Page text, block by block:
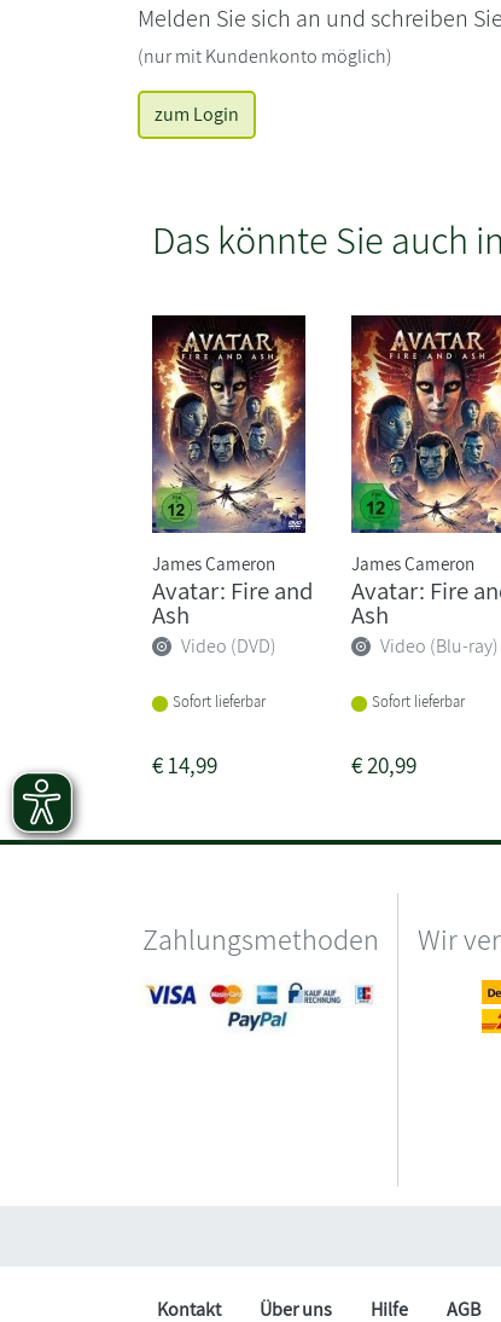
Melden Sie sich an und schreiben
(nur mit Kundenkonto möglich)
zum Login
Das könnte Sie auch
James Cameron
Avatar: Fire and
Ash
Video (DVD)
Sofort lieferbar
€14,99
James Cameron
Avatar: Fire
Ash
Video (Blu-ray)
Sofort lieferbar
€20,99
Zahlungsmethoden Wir
Kontakt Über uns Hilfe AGB